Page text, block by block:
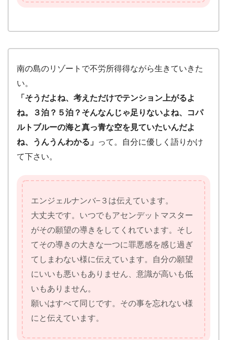
南の島のリゾートで不労所得得ながら生きていきた
い。
「そうだよね、考えただけでテンション上がるよ
ね。３泊？５泊？そんなんじゃ足りないよね、コパ
ルトブルーの海と真っ青な空を見ていたいんだよ
ね、うんうんわかる」 って。自分に優しく語りかけ
て下さい。
エンジェルナンバ−３は伝えています。
大丈夫です。いつでもアセンデットマスター
がその願望の導きをしてくれています。そし
てその導きの大きな一つに罪悪感を感じ過ぎ
てしまわない様に伝えています。自分の願望
にいいも悪いもありません、意識が高いも低
いもありません。
願いはすべて同じです。その事を忘れない様
にと伝えています。